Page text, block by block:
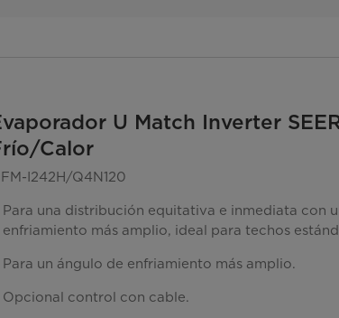
U Match Inverter
Calor
I242H/Q4N120
Para una distribución equitativa e inmediata con
enfriamiento más amplio, ideal para techos
Para un ángulo de enfriamiento más amplio.
Opcional control con cable.